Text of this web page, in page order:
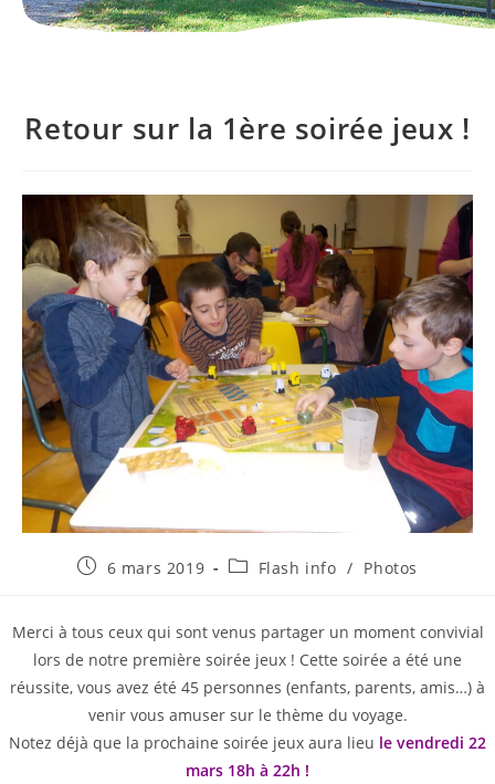
Retour sur la 1ère soirée jeux !
Publication
6 mars 2019
PostFlash info / Photos
Merci à tous ceux qui sont venus partager un moment convivial
lors de notre première soirée jeux ! Cette soirée a été une
réussite, vous avez été 45 personnes (enfants, parents, amis…) à
venir vous amuser sur le thème du voyage.
Notez déjà que la prochaine soirée jeux aura lieu le vendredi 22
mars 18h à 22h !